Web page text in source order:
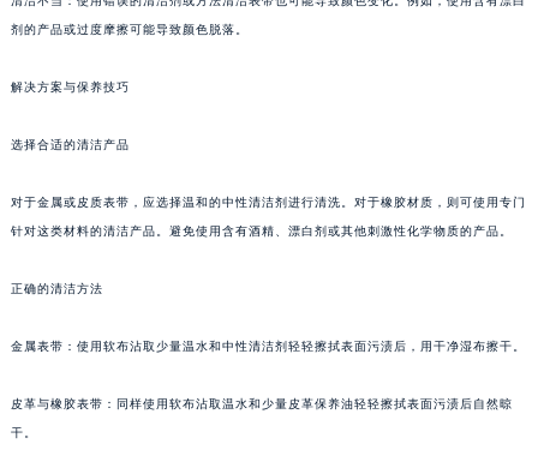
剂的产品或过度摩擦可能导致颜色脱落。
解决方案与保养技巧
选择合适的清洁产品
对于金属或皮质表带，应选择温和的中性清洁剂进行清洗。对于橡胶材质，则可使用专门
针对这类材料的清洁产品。避免使用含有酒精、漂白剂或其他刺激性化学物质的产品。
正确的清洁方法
金属表带：使用软布沾取少量温水和中性清洁剂轻轻擦拭表面污渍后，用干净湿布擦干。
皮革与橡胶表带：同样使用软布沾取温水和少量皮革保养油轻轻擦拭表面污渍后自然晾
干。